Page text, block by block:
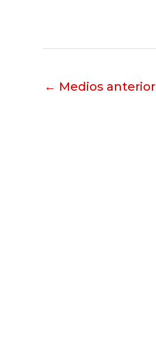
← Medios anterior